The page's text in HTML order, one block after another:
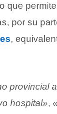
que
por su
,
provincial
hospital»,